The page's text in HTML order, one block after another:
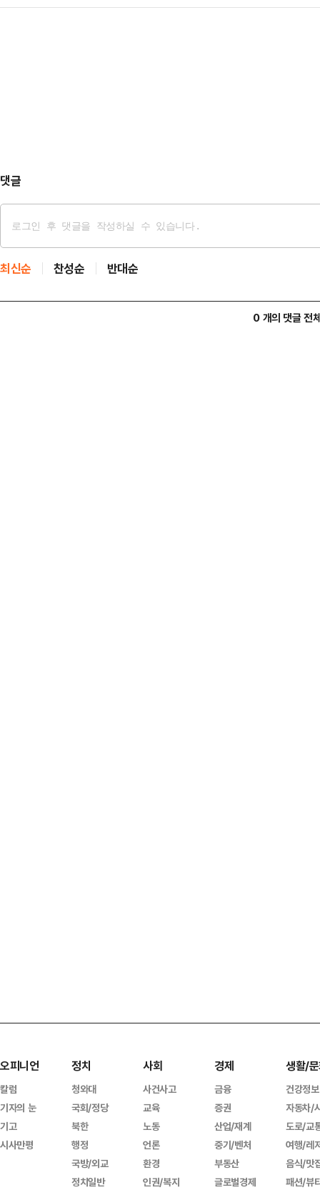
니 미국과의 관세 협정에…
다. TF위원장은 아직 확정되지 않
증을 예고하고 있다. 이미 이번 장
댓글
최신순 찬성순 반대순
0 개의 댓글 전
오피니언
칼럼
기자의 눈
기고
시사만평
정치
청와대
국회/정당
북한
행정
국방/외교
정치일반
사회
사건사고
교육
노동
언론
환경
인권/복지
경제
금융
증권
산업/재계
중기/벤처
부동산
글로벌경제
생활/
건강정보
자동차/
도로/교
여행/레
음식/맛
패션/뷰